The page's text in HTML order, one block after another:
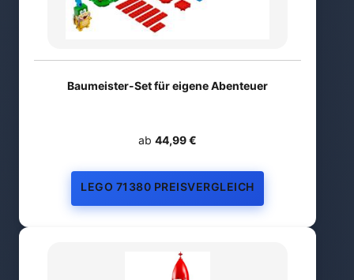
Baumeister-Set für eigene Abenteuer
ab 44,99 €
LEGO 71380 PREISVERGLEICH